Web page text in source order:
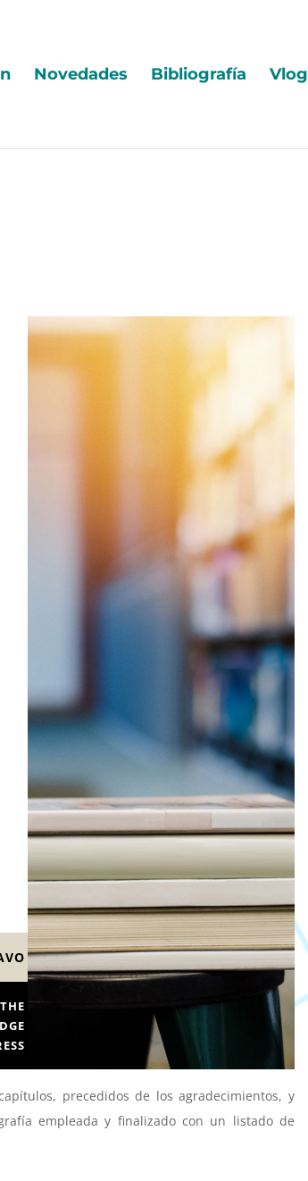
Novedades Bibliografía Vlog
precedidos de los agradecimientos, y
empleada y finalizado con un listado de